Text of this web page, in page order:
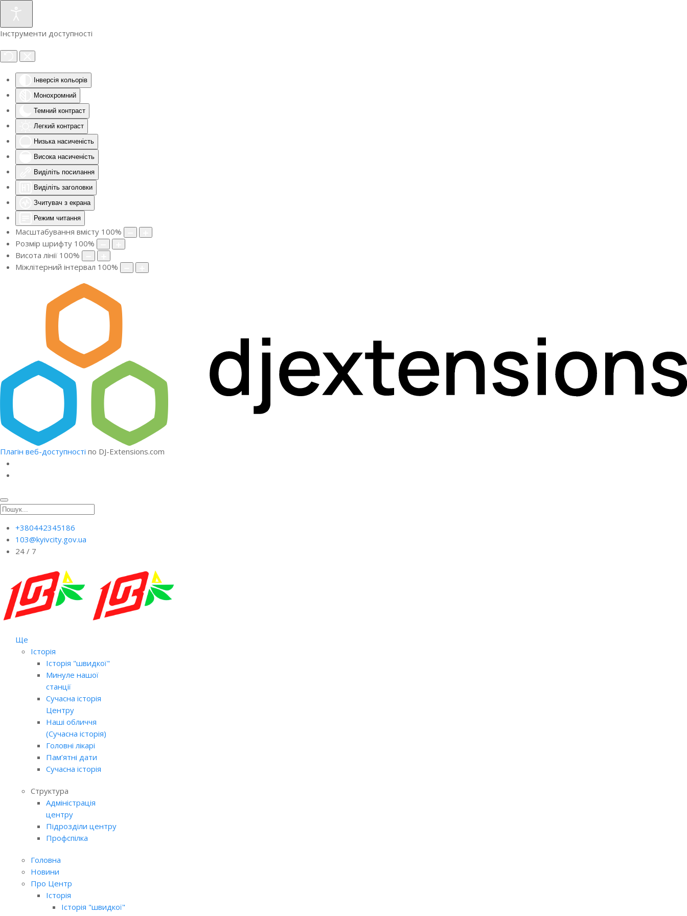
Інструменти доступності
Інверсія кольорів
Монохромний
Темний контраст
Легкий контраст
Низька насиченість
Висока насиченість
Виділіть посилання
Виділіть заголовки
Зчитувач з екрана
Режим читання
Масштабування вмісту 100%
Розмір шрифту 100%
Висота лінії 100%
Міжлітерний інтервал 100%
Плагін веб-доступності по DJ-Extensions.com
+380442345186
103@kyivcity.gov.ua
24 / 7
Ще
Історія
Історія "швидкої"
Минуле нашої
станції
Сучасна історія
Центру
Наші обличчя
(Сучасна історія)
Головні лікарі
Пам’ятні дати
Сучасна історія
Структура
Адміністрація
центру
Підрозділи центру
Профспілка
Головна
Новини
Про Центр
Історія
Історія "швидкої"